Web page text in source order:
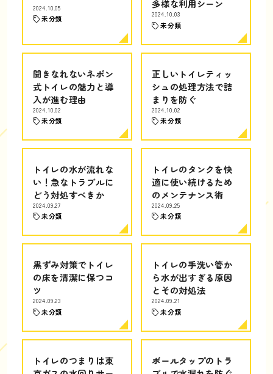
2024.10.05
未分類
多様な利用シーン
2024.10.03
未分類
聞きなれないネポン
式トイレの魅力と導
入が進む理由
2024.10.02
未分類
正しいトイレティッ
シュの処理方法で詰
まりを防ぐ
2024.10.02
未分類
トイレの水が流れな
い！急なトラブルに
どう対処すべきか
2024.09.27
未分類
トイレのタンクを快
適に使い続けるため
のメンテナンス術
2024.09.25
未分類
黒ずみ対策でトイレ
の床を清潔に保つコ
ツ
2024.09.23
未分類
トイレの手洗い管か
ら水が出すぎる原因
とその対処法
2024.09.21
未分類
トイレのつまりは東
ボールタップのトラ